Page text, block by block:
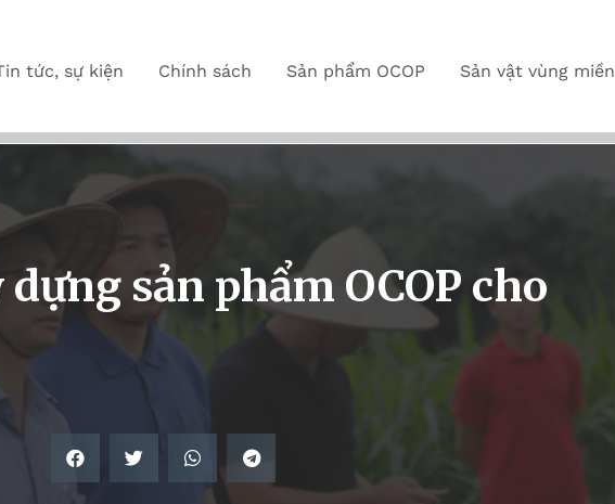
tức, sự kiện Chính sách Sản phẩm OCOP Sản vật vùng miền
sản phẩm OCOP cho